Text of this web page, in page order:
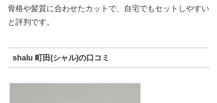
骨格や髪質に合わせたカットで、自宅でもセットしやすい
と評判です。
shalu 町田(シャル)の口コミ